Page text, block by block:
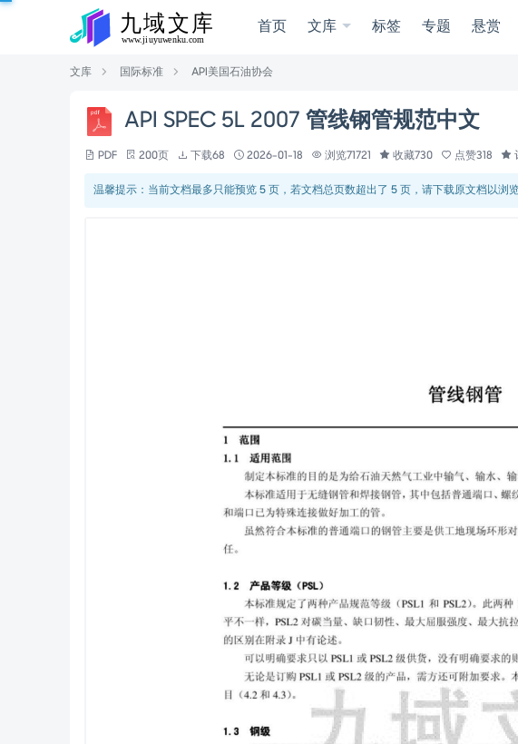
首页 文库 标签 专题 悬赏
文库 国际标准 API美国石油协会
API SPEC 5L 2007 管线钢管规范中文
PDF 200页 下载68 2026-01-18 浏览71721 收藏730 点赞318
温馨提示：当前文档最多只能预览 5 页，若文档总页数超出了 5 页，请下载原文档以浏览